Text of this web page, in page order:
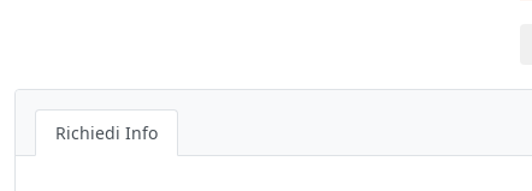
Richiedi Info